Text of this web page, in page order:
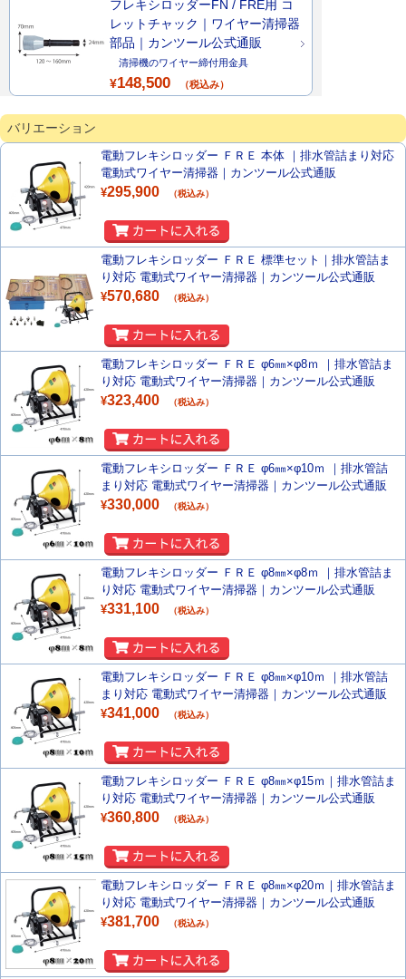
フレキシロッダーFN / FRE用 コ
レットチャック｜ワイヤー清掃器
部品｜カンツール公式通販
清掃機のワイヤー締付用金具
¥148,500 （税込み）
バリエーション
電動フレキシロッダー ＦＲＥ 本体 ｜排水管詰まり対応
電動式ワイヤー清掃器｜カンツール公式通販
¥295,900 （税込み）
電動フレキシロッダー ＦＲＥ 標準セット｜排水管詰ま
り対応 電動式ワイヤー清掃器｜カンツール公式通販
¥570,680 （税込み）
電動フレキシロッダー ＦＲＥ φ6㎜×φ8ｍ ｜排水管詰ま
り対応 電動式ワイヤー清掃器｜カンツール公式通販
¥323,400 （税込み）
電動フレキシロッダー ＦＲＥ φ6㎜×φ10ｍ ｜排水管詰
まり対応 電動式ワイヤー清掃器｜カンツール公式通販
¥330,000 （税込み）
電動フレキシロッダー ＦＲＥ φ8㎜×φ8ｍ ｜排水管詰ま
り対応 電動式ワイヤー清掃器｜カンツール公式通販
¥331,100 （税込み）
電動フレキシロッダー ＦＲＥ φ8㎜×φ10ｍ ｜排水管詰
まり対応 電動式ワイヤー清掃器｜カンツール公式通販
¥341,000 （税込み）
電動フレキシロッダー ＦＲＥ φ8㎜×φ15ｍ｜排水管詰ま
り対応 電動式ワイヤー清掃器｜カンツール公式通販
¥360,800 （税込み）
電動フレキシロッダー ＦＲＥ φ8㎜×φ20ｍ｜排水管詰ま
り対応 電動式ワイヤー清掃器｜カンツール公式通販
¥381,700 （税込み）